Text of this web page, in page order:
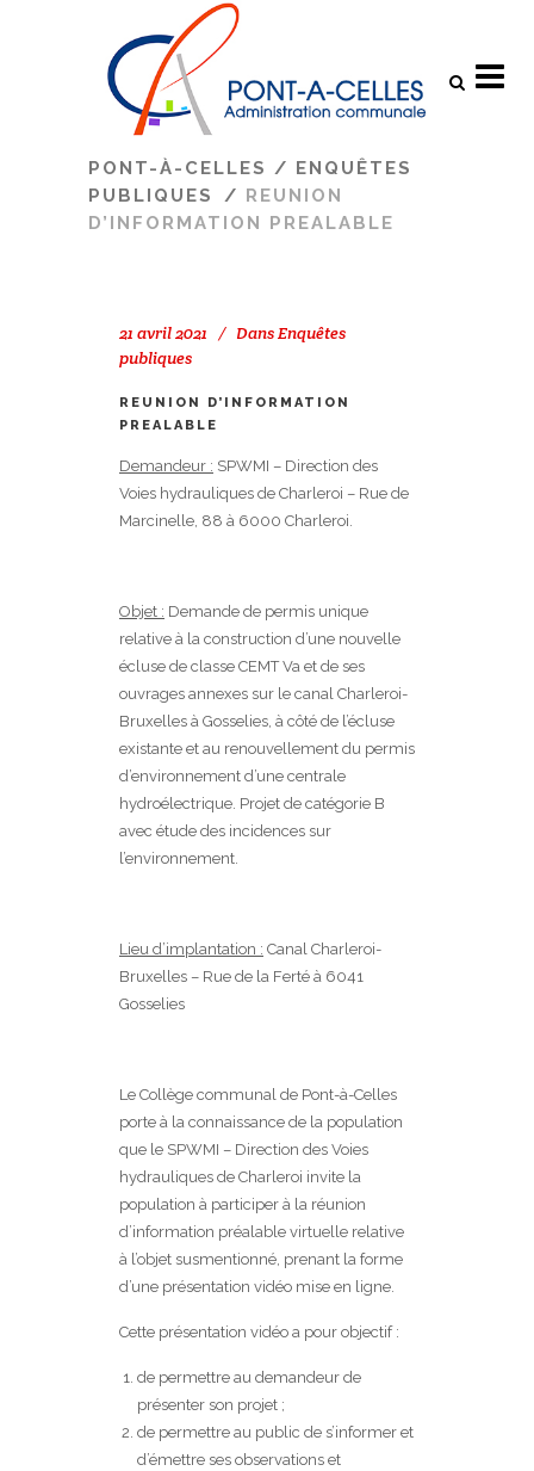
PONT-À-CELLES / ENQUÊTES
PUBLIQUES
/ REUNION
D’INFORMATION PREALABLE
21 avril 2021 DansEnquêtes
publiques
REUNION D’INFORMATION
PREALABLE
Demandeur : SPWMI – Direction des
Voies hydrauliques de Charleroi – Rue de
Marcinelle, 88 à 6000 Charleroi.
Objet : Demande de permis unique
relative à la construction d’une nouvelle
écluse de classe CEMT Va et de ses
ouvrages annexes sur le canal Charleroi-
Bruxelles à Gosselies, à côté de l’écluse
existante et au renouvellement du permis
d’environnement d’une centrale
hydroélectrique. Projet de catégorie B
avec étude des incidences sur
l’environnement.
Lieu d’implantation : Canal Charleroi-
Bruxelles – Rue de la Ferté à 6041
Gosselies
Le Collège communal de Pont-à-Celles
porte à la connaissance de la population
que le SPWMI – Direction des Voies
hydrauliques de Charleroi invite la
population à participer à la réunion
d’information préalable virtuelle relative
à l’objet susmentionné, prenant la forme
d’une présentation vidéo mise en ligne.
Cette présentation vidéo a pour objectif :
de permettre au demandeur de
présenter son projet ;
de permettre au public de s’informer et
d’émettre ses observations et